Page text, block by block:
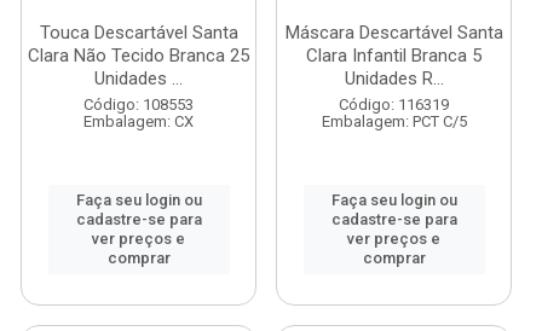
Touca Descartável Santa
Clara Não Tecido Branca 25
Unidades ...
Código: 108553
Embalagem: CX
Faça seu login ou
cadastre-se para
ver preços e
comprar
Máscara Descartável Santa
Clara Infantil Branca 5
Unidades R...
Código: 116319
Embalagem: PCT C/5
Faça seu login ou
cadastre-se para
ver preços e
comprar